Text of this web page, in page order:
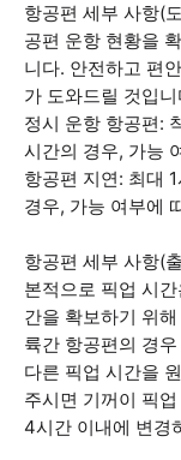
항공편 세부 사항(
공편 운항 현황을
니다. 안전하고 편
가 도와드릴 것입니
정시 운항 항공편:
시간의 경우, 가능
항공편 지연: 최대
경우, 가능 여부에
항공편 세부 사항(
본적으로 픽업 시
간을 확보하기 위
륙간 항공편의 경
다른 픽업 시간을
주시면 기꺼이 픽
4시간 이내에 변경